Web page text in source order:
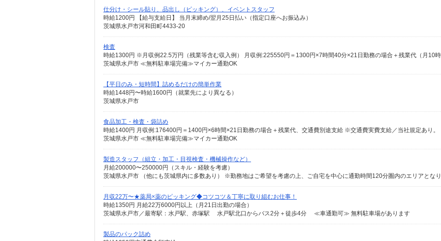
仕分け・シール貼り、品出し（ピッキング）、イベントスタッフ
時給1200円 【給与支給日】 当月末締め/翌月25日払い（指定口座へお振込み）
茨城県水戸市河和田町4433-20
検査
茨城県水戸市 ≪無料駐車場完備≫マイカー通勤OK
【平日のみ・短時間】詰めるだけの簡単作業
時給1448円〜時給1600円（就業先により異なる）
茨城県水戸市
食品加工・検査・袋詰め
時給1400円 月収例:176400円＝1400円×6時間×21日勤務の場合＋残業代、交通費別途支給 ※交通費実費支給／当社規定あり。
茨城県水戸市 ≪無料駐車場完備≫マイカー通勤OK
製造スタッフ（組立・加工・目視検査・機械操作など）
月給200000〜250000円（スキル・経験を考慮）
月収22万〜★薬局×薬のピッキング◆コツコツ＆丁寧に取り組むお仕事！
時給1350円 月給22万6000円以上（月21日出勤の場合）
茨城県水戸市／最寄駅：水戸駅、赤塚駅 水戸駅北口からバス2分＋徒歩4分 ≪車通勤可≫ 無料駐車場があります
製品のパック詰め